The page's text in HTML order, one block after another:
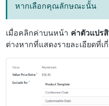
หากเลือกคุณลักษณะนั้น
เมื่อคลิกค่าบนหน้า ค่าตัวแปร
ต่างหากที่แสดงรายละเอียดที่